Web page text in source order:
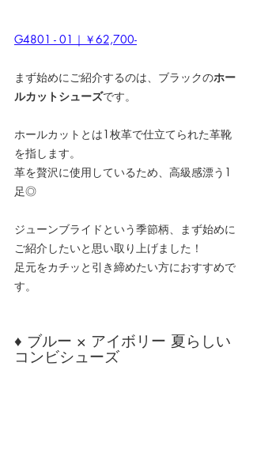
G4801 - 01｜￥62,700-
まず始めにご紹介するのは、ブラックのホー
ルカットシューズです。
ホールカットとは1枚革で仕立てられた革靴
を指します。
革を贅沢に使用しているため、高級感漂う1
足◎
ジューンブライドという季節柄、まず始めに
ご紹介したいと思い取り上げました！
足元をカチッと引き締めたい方におすすめで
す。
♦ ブルー × アイボリー 夏らしい
コンビシューズ